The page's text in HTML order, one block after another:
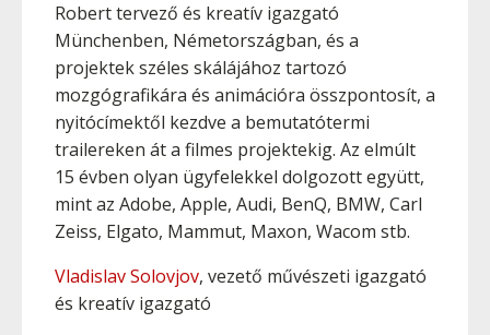
Robert tervező és kreatív igazgató
Münchenben, Németországban, és a
projektek széles skálájához tartozó
mozgógrafikára és animációra összpontosít, a
nyitócímektől kezdve a bemutatótermi
trailereken át a filmes projektekig. Az elmúlt
15 évben olyan ügyfelekkel dolgozott együtt,
mint az Adobe, Apple, Audi, BenQ, BMW, Carl
Zeiss, Elgato, Mammut, Maxon, Wacom stb.
Vladislav Solovjov, vezető művészeti igazgató
és kreatív igazgató